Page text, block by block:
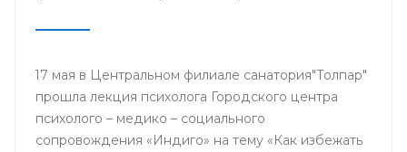
17 мая в Центральном филиале санатория"Толпар"
прошла лекция психолога Городского центра
психолого – медико – социального
сопровождения «Индиго» на тему «Как избежать